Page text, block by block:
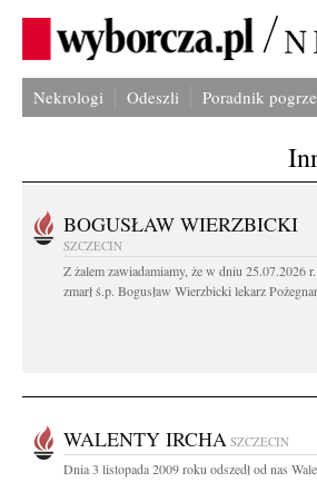
Nekrologi Odeszli Poradnik
BOGUSŁAW WIERZBICKI
SZCZECIN
Z żalem zawiadamiamy, że w dniu 25.07.2026 r.
zmarł ś.p. Bogusław Wierzbicki lekarz
WALENTY IRCHA SZCZECIN
Dnia 3 listopada 2009 roku odszedł od nas